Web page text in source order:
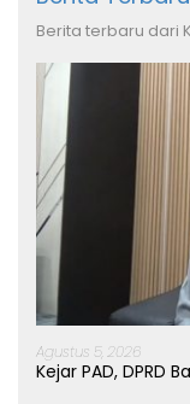
Berita terbaru dari
Agustus 5, 2026
Kejar PAD, DPRD